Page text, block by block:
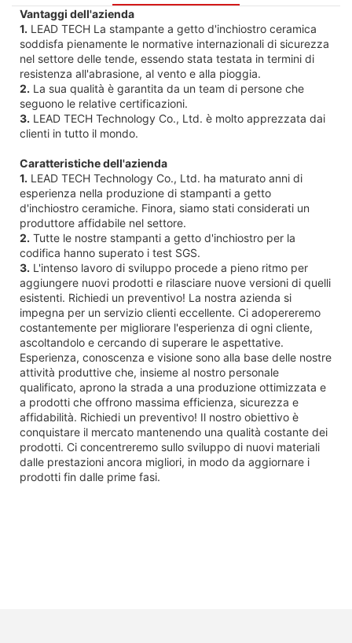
Vantaggi dell'azienda
1. LEAD TECH La stampante a getto d'inchiostro ceramica
soddisfa pienamente le normative internazionali di sicurezza
nel settore delle tende, essendo stata testata in termini di
resistenza all'abrasione, al vento e alla pioggia.
2. La sua qualità è garantita da un team di persone che
seguono le relative certificazioni.
3. LEAD TECH Technology Co., Ltd. è molto apprezzata dai
clienti in tutto il mondo.
Caratteristiche dell'azienda
1. LEAD TECH Technology Co., Ltd. ha maturato anni di
esperienza nella produzione di stampanti a getto
d'inchiostro ceramiche. Finora, siamo stati considerati un
produttore affidabile nel settore.
2. Tutte le nostre stampanti a getto d'inchiostro per la
codifica hanno superato i test SGS.
3. L'intenso lavoro di sviluppo procede a pieno ritmo per
aggiungere nuovi prodotti e rilasciare nuove versioni di quelli
esistenti. Richiedi un preventivo! La nostra azienda si
impegna per un servizio clienti eccellente. Ci adopereremo
costantemente per migliorare l'esperienza di ogni cliente,
ascoltandolo e cercando di superare le aspettative.
Esperienza, conoscenza e visione sono alla base delle nostre
attività produttive che, insieme al nostro personale
qualificato, aprono la strada a una produzione ottimizzata e
a prodotti che offrono massima efficienza, sicurezza e
affidabilità. Richiedi un preventivo! Il nostro obiettivo è
conquistare il mercato mantenendo una qualità costante dei
prodotti. Ci concentreremo sullo sviluppo di nuovi materiali
dalle prestazioni ancora migliori, in modo da aggiornare i
prodotti fin dalle prime fasi.